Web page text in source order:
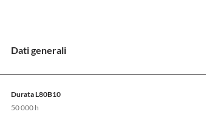
Dati generali
Durata L80B10
50 000 h